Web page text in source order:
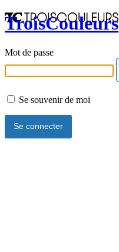
TroisCouleurs
Mot de passe
Se souvenir de moi